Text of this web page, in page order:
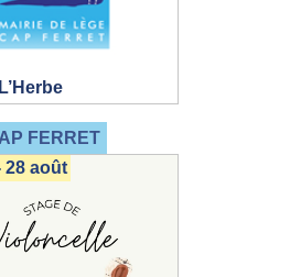
FERRET
28 août